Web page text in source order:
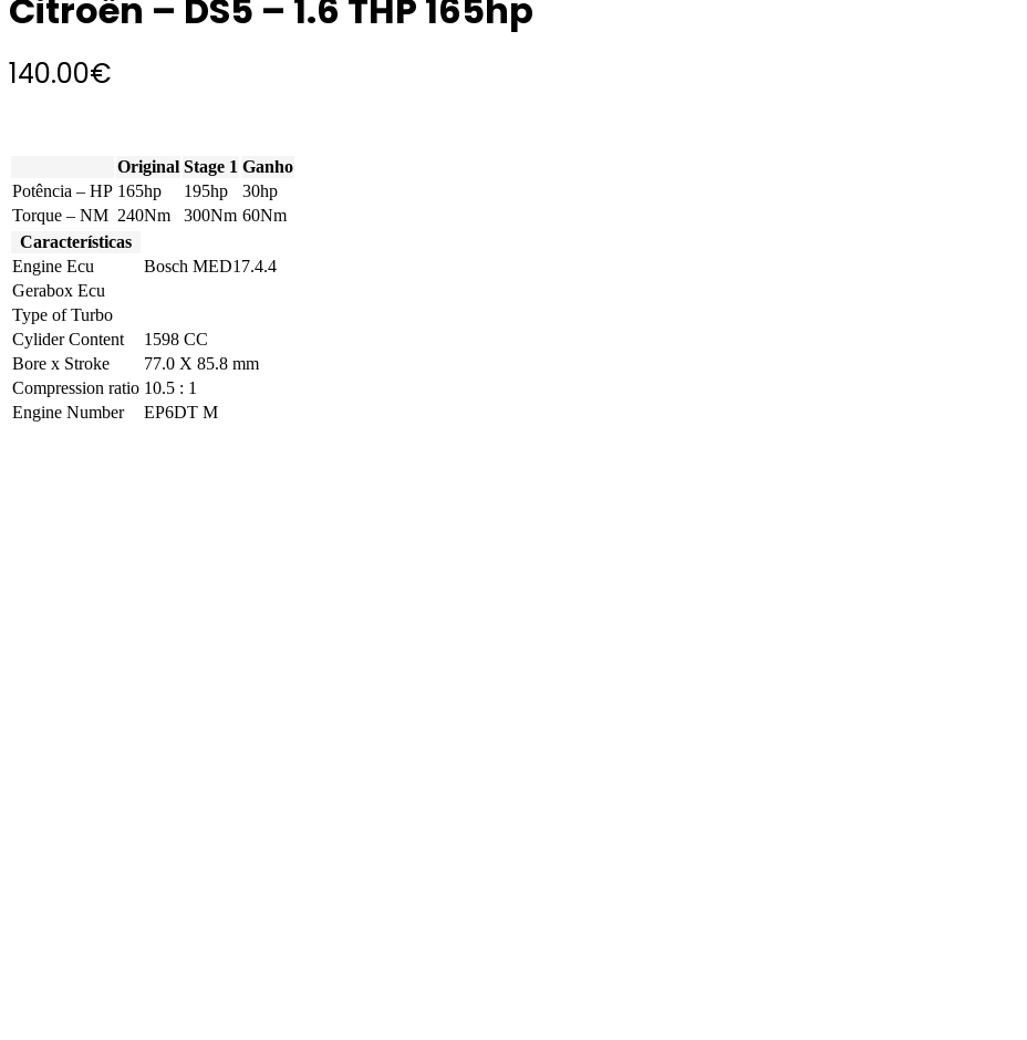
Citroën – DS5 – 1.6 THP 165hp
140.00€
Original Stage 1 Ganho
Potência – HP 165hp 195hp
30hp
Torque – NM 240Nm 300Nm 60Nm
Características
Engine Ecu
Bosch MED17.4.4
Gerabox Ecu
Type of Turbo
Cylider Content
1598 CC
Bore x Stroke
77.0 X 85.8 mm
Compression ratio 10.5 : 1
Engine Number
EP6DT M